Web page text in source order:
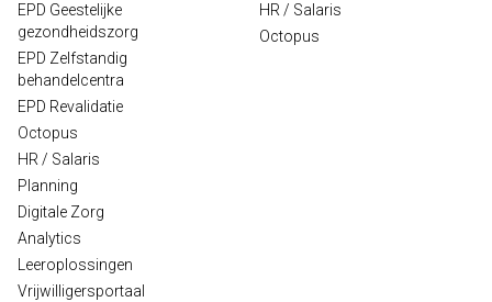
EPD Geestelijke
gezondheidszorg
EPD Zelfstandig
behandelcentra
EPD Revalidatie
Octopus
HR / Salaris
Planning
Digitale Zorg
Analytics
Leeroplossingen
Vrijwilligersportaal
HR / Salaris
Octopus